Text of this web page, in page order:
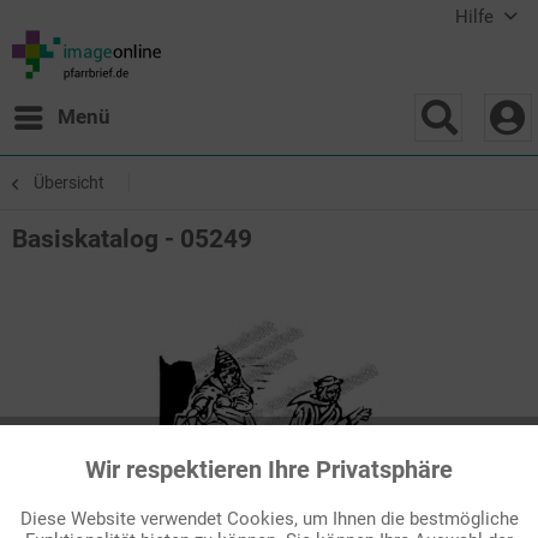
Hilfe
Menü
Übersicht
Basiskatalog - 05249
Funktionale Aktiv
Wir respektieren Ihre Privatsphäre
Diese Website verwendet Cookies, um Ihnen die bestmögliche